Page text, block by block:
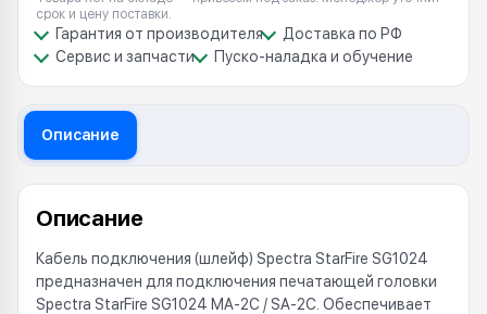
срок и цену поставки.
Гарантия от производителя
Доставка по РФ
Сервис и запчасти
Пуско-наладка и обучение
Описание
Описание
Кабель подключения (шлейф) Spectra StarFire SG1024
предназначен для подключения печатающей головки
Spectra StarFire SG1024 MA-2C / SA-2C. Обеспечивает